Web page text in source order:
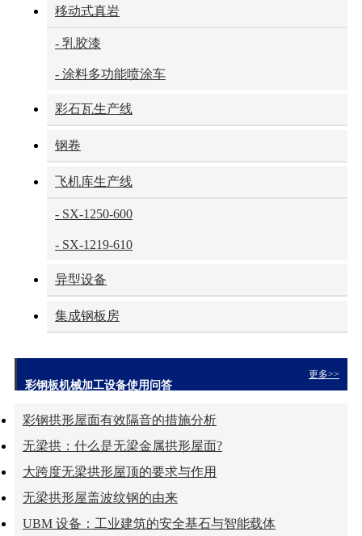
移动式真岩
- 乳胶漆
- 涂料多功能喷涂车
彩石瓦生产线
钢卷
飞机库生产线
- SX-1250-600
- SX-1219-610
异型设备
集成钢板房
更多>>
彩钢板机械加工设备使用问答
彩钢拱形屋面有效隔音的措施分析
无梁拱：什么是无梁金属拱形屋面?
大跨度无梁拱形屋顶的要求与作用
无梁拱形屋盖波纹钢的由来
UBM 设备：工业建筑的安全基石与智能载体